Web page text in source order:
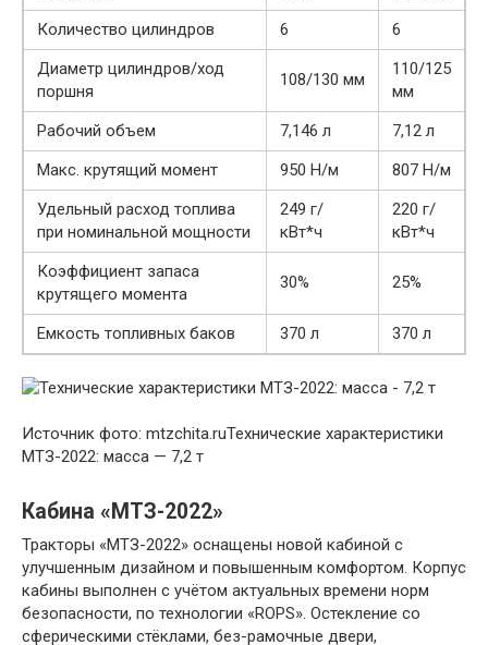
Количество цилиндров
6
6
Диаметр цилиндров/ход
поршня
108/130 мм
110/125
мм
Рабочий объем
7,146 л
7,12 л
Макс. крутящий момент
950 Н/м
807 Н/м
Удельный расход топлива
при номинальной мощности
249 г/
кВт*ч
220 г/
кВт*ч
Коэффициент запаса
крутящего момента
30% 25%
Емкость топливных баков 370 л 370 л
Источник фото: mtzchita.ruТехнические характеристики
МТЗ-2022: масса — 7,2 т
Кабина «МТЗ-2022»
Тракторы «МТЗ-2022» оснащены новой кабиной с
улучшенным дизайном и повышенным комфортом. Корпус
кабины выполнен с учётом актуальных времени норм
безопасности, по технологии «ROPS». Остекление со
сферическими стёклами, без-рамочные двери,